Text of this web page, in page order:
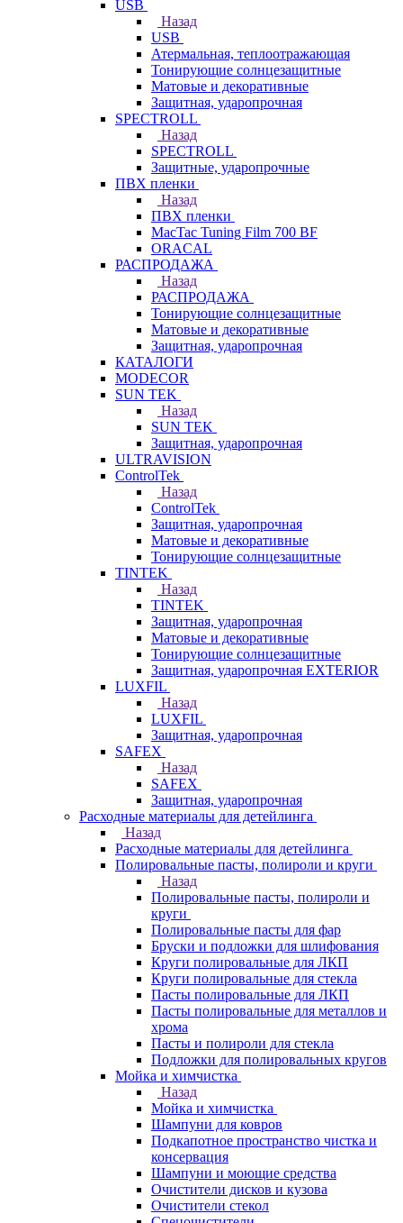
USB
Назад
USB
Атермальная, теплоотражающая
Тонирующие солнцезащитные
Матовые и декоративные
Защитная, ударопрочная
SPECTROLL
Назад
SPECTROLL
Защитные, ударопрочные
ПВХ пленки
Назад
ПВХ пленки
MacTac Tuning Film 700 BF
ORACAL
РАСПРОДАЖА
Назад
РАСПРОДАЖА
Тонирующие солнцезащитные
Матовые и декоративные
Защитная, ударопрочная
КАТАЛОГИ
MODECOR
SUN TEK
Назад
SUN TEK
Защитная, ударопрочная
ULTRAVISION
ControlTek
Назад
ControlTek
Защитная, ударопрочная
Матовые и декоративные
Тонирующие солнцезащитные
TINTEK
Назад
TINTEK
Защитная, ударопрочная
Матовые и декоративные
Тонирующие солнцезащитные
Защитная, ударопрочная EXTERIOR
LUXFIL
Назад
LUXFIL
Защитная, ударопрочная
SAFEX
Назад
SAFEX
Защитная, ударопрочная
Расходные материалы для детейлинга
Назад
Расходные материалы для детейлинга
Полировальные пасты, полироли и круги
Назад
Полировальные пасты, полироли и
круги
Полировальные пасты для фар
Бруски и подложки для шлифования
Круги полировальные для ЛКП
Круги полировальные для стекла
Пасты полировальные для ЛКП
Пасты полировальные для металлов и
хрома
Пасты и полироли для стекла
Подложки для полировальных кругов
Мойка и химчистка
Назад
Мойка и химчистка
Шампуни для ковров
Подкапотное пространство чистка и
консервация
Шампуни и моющие средства
Очистители дисков и кузова
Очистители стекол